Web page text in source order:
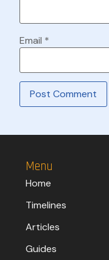
Email *
Menu
Home
Timelines
Articles
Guides